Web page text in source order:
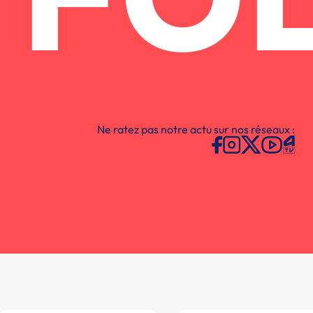
Ne ratez pas notre actu sur nos réseaux :